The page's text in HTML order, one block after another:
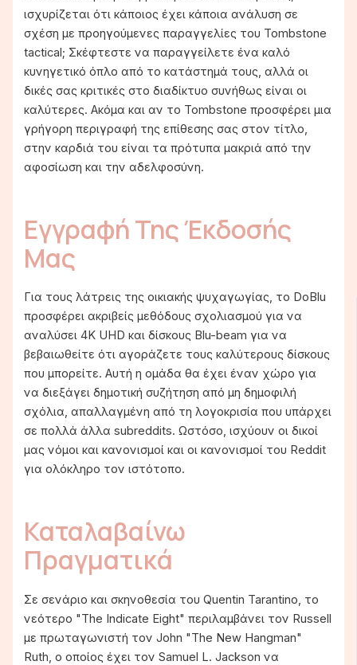
ισχυρίζεται ότι κάποιος έχει κάποια ανάλυση σε
σχέση με προηγούμενες παραγγελίες του Tombstone
tactical; Σκέφτεστε να παραγγείλετε ένα καλό
κυνηγετικό όπλο από το κατάστημά τους, αλλά οι
δικές σας κριτικές στο διαδίκτυο συνήθως είναι οι
καλύτερες. Ακόμα και αν το Tombstone προσφέρει μια
γρήγορη περιγραφή της επίθεσης σας στον τίτλο,
στην καρδιά του είναι τα πρότυπα μακριά από την
αφοσίωση και την αδελφοσύνη.
Εγγραφή Της Έκδοσής
Μας
Για τους λάτρεις της οικιακής ψυχαγωγίας, το DoBlu
προσφέρει ακριβείς μεθόδους σχολιασμού για να
αναλύσει 4K UHD και δίσκους Blu-beam για να
βεβαιωθείτε ότι αγοράζετε τους καλύτερους δίσκους
που μπορείτε. Αυτή η ομάδα θα έχει έναν χώρο για
να διεξάγει δημοτική συζήτηση από μη δημοφιλή
σχόλια, απαλλαγμένη από τη λογοκρισία που υπάρχει
σε πολλά άλλα subreddits. Ωστόσο, ισχύουν οι δικοί
μας νόμοι και κανονισμοί και οι κανονισμοί του Reddit
για ολόκληρο τον ιστότοπο.
Καταλαβαίνω
Πραγματικά
Σε σενάριο και σκηνοθεσία του Quentin Tarantino, το
νεότερο "The Indicate Eight" περιλαμβάνει τον Russell
με πρωταγωνιστή τον John "The New Hangman"
Ruth, ο οποίος έχει τον Samuel L. Jackson να